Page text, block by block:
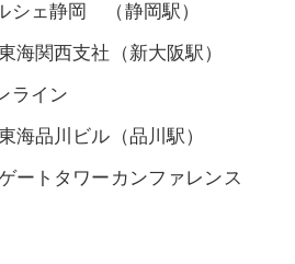
シェ静岡 （静岡駅）
海関西支社（新大阪駅）
ライン
海品川ビル（品川駅）
ートタワーカンファレンス